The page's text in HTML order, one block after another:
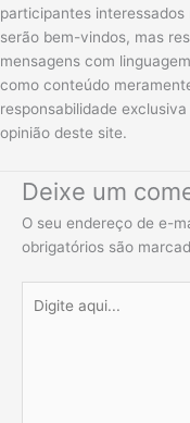
participantes
serão bem-vindos, mas
mensagens com
como conteúdo
responsabilidade
opinião deste site.
Deixe um
O seu endereço de e-
obrigatórios são
aqui...